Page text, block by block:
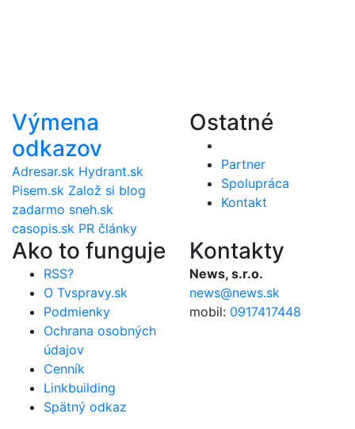
Výmena
odkazov
Adresar.sk Hydrant.sk
Pisem.sk Založ si blog
zadarmo sneh.sk
casopis.sk PR články
Ostatné
Partner
Spolupráca
Kontakt
Ako to funguje
RSS?
O Tvspravy.sk
Podmienky
Ochrana osobných
údajov
Cenník
Linkbuilding
Spätný odkaz
Kontakty
News, s.r.o.
news@news.sk
mobil: 0917417448